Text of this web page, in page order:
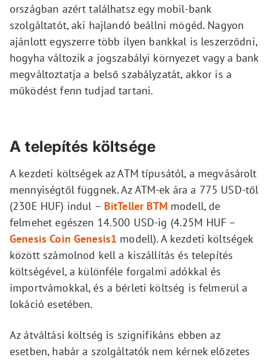
országban azért találhatsz egy mobil-bank
szolgáltatót, aki hajlandó beállni mögéd. Nagyon
ajánlott egyszerre több ilyen bankkal is leszerződni,
hogyha változik a jogszabályi környezet vagy a bank
megváltoztatja a belső szabályzatát, akkor is a
működést fenn tudjad tartani.
A telepítés költsége
A kezdeti költségek az ATM típusától, a megvásárolt
mennyiségtől függnek. Az ATM-ek ára a 775 USD-től
(230E HUF) indul – BitTeller BTMmodell, de
felmehet egészen 14.500 USD-ig (4.25M HUF –
Genesis Coin Genesis1 modell). A kezdeti költségek
között számolnod kell a kiszállítás és telepítés
költségével, a különféle forgalmi adókkal és
importvámokkal, és a bérleti költség is felmerül a
lokáció esetében.
Az átváltási költség is szignifikáns ebben az
esetben, habár a szolgáltatók nem kérnek előzetes